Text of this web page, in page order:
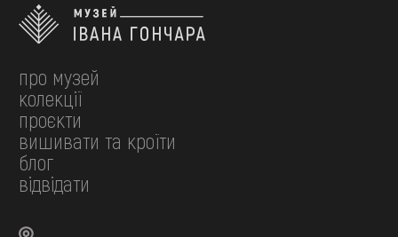
про музей
колекції
проєкти
вишивати та кроїти
блог
відвідати